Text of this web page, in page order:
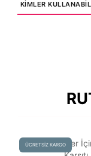
KİMLER
ÜCRETSİZ KARGO